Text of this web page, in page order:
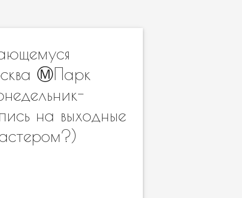
Ⓜ️Парк
на выходные